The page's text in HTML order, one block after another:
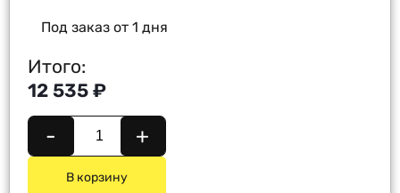
Под заказ от 1 дня
Итого:
12 535 ₽
- +
В корзину